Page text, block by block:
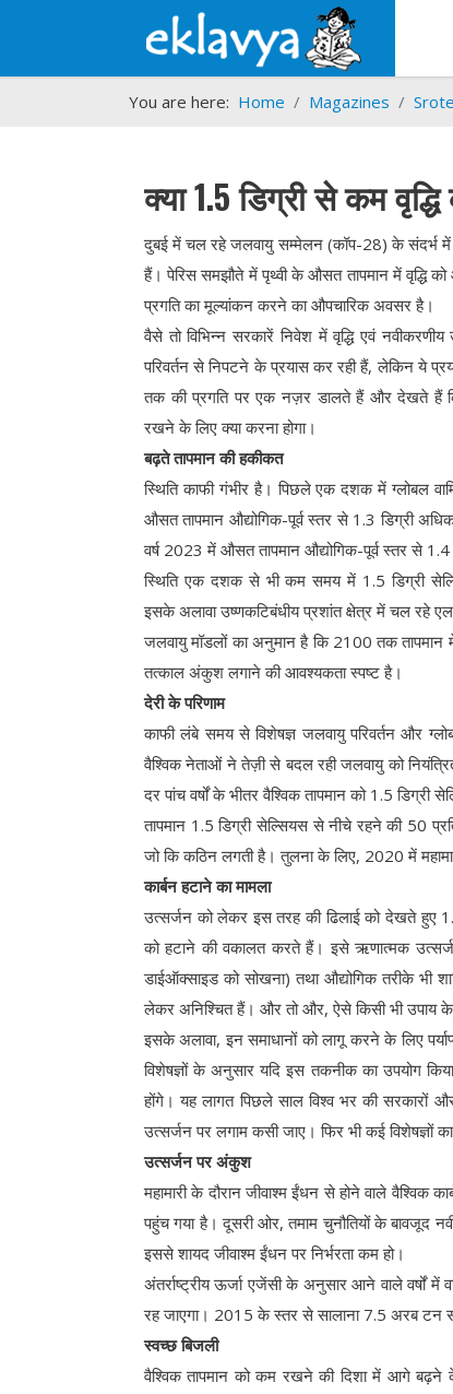
You are here: Home Magazines Srote
क्या 1.5 डिग्री से कम
दुबई में चल रहे जलवायु सम्मेलन (कॉप-28) के संदर्भ में
हैं। पेरिस समझौते में पृथ्वी के औसत तापमान में वृद्धि
प्रगति का मूल्यांकन करने का औपचारिक अवसर है।
वैसे तो विभिन्न सरकारें निवेश में वृद्धि एवं
परिवर्तन से निपटने के प्रयास कर रही हैं, लेकिन ये
तक की प्रगति पर एक नज़र डालते हैं और देखते हैं
रखने के लिए क्या करना होगा।
बढ़ते तापमान की हकीकत
स्थिति काफी गंभीर है। पिछले एक दशक में ग्लोबल
औसत तापमान औद्योगिक-पूर्व स्तर से 1.3 डिग्री
वर्ष 2023 में औसत तापमान औद्योगिक-पूर्व स्तर से
स्थिति एक दशक से भी कम समय में 1.5 डिग्री
इसके अलावा उष्णकटिबंधीय प्रशांत क्षेत्र में चल रहे
जलवायु मॉडलों का अनुमान है कि 2100 तक तापमान
तत्काल अंकुश लगाने की आवश्यकता स्पष्ट है।
देरी के परिणाम
काफी लंबे समय से विशेषज्ञ जलवायु परिवर्तन और
वैश्विक नेताओं ने तेज़ी से बदल रही जलवायु को
दर पांच वर्षों के भीतर वैश्विक तापमान को 1.5 डिग्री
तापमान 1.5 डिग्री सेल्सियस से नीचे रहने की 50
जो कि कठिन लगती है। तुलना के लिए, 2020 में
कार्बन हटाने का मामला
उत्सर्जन को लेकर इस तरह की ढिलाई को देखते हुए
को हटाने की वकालत करते हैं। इसे ऋणात्मक
डाईऑक्साइड को सोखना) तथा औद्योगिक तरीके भी
लेकर अनिश्चित हैं। और तो और, ऐसे किसी भी उपाय
इसके अलावा, इन समाधानों को लागू करने के लिए
विशेषज्ञों के अनुसार यदि इस तकनीक का उपयोग
होंगे। यह लागत पिछले साल विश्व भर की सरकारों
उत्सर्जन पर लगाम कसी जाए। फिर भी कई विशेषज्ञों
उत्सर्जन पर अंकुश
महामारी के दौरान जीवाश्म ईंधन से होने वाले
पहुंच गया है। दूसरी ओर, तमाम चुनौतियों के बावजूद
इससे शायद जीवाश्म ईंधन पर निर्भरता कम हो।
अंतर्राष्ट्रीय ऊर्जा एजेंसी के अनुसार आने वाले वर्षों
रह जाएगा। 2015 के स्तर से सालाना 7.5 अरब टन
स्वच्छ बिजली
वैश्विक तापमान को कम रखने की दिशा में आगे बढ़ने